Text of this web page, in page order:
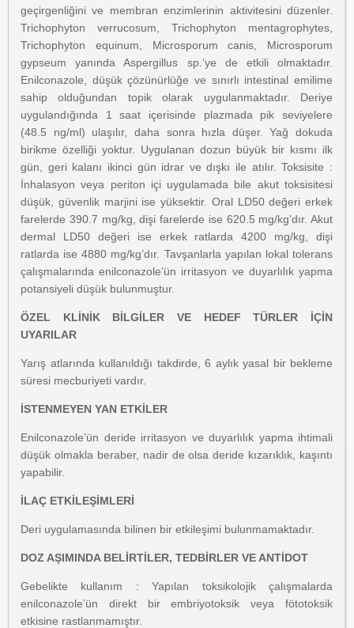
geçirgenliğini ve membran enzimlerinin aktivitesini düzenler.
Trichophyton verrucosum, Trichophyton mentagrophytes,
Trichophyton equinum, Microsporum canis, Microsporum
gypseum yanında Aspergillus sp.’ye de etkili olmaktadır.
Enilconazole, düşük çözünürlüğe ve sınırlı intestinal emilime
sahip olduğundan topik olarak uygulanmaktadır. Deriye
uygulandığında 1 saat içerisinde plazmada pik seviyelere
(48.5 ng/ml) ulaşılır, daha sonra hızla düşer. Yağ dokuda
birikme özelliği yoktur. Uygulanan dozun büyük bir kısmı ilk
gün, geri kalanı ikinci gün idrar ve dışkı ile atılır. Toksisite :
İnhalasyon veya periton içi uygulamada bile akut toksisitesi
düşük, güvenlik marjini ise yüksektir. Oral LD50 değeri erkek
farelerde 390.7 mg/kg, dişi farelerde ise 620.5 mg/kg’dır. Akut
dermal LD50 değeri ise erkek ratlarda 4200 mg/kg, dişi
ratlarda ise 4880 mg/kg’dır. Tavşanlarla yapılan lokal tolerans
çalışmalarında enilconazole’ün irritasyon ve duyarlılık yapma
potansiyeli düşük bulunmuştur.
ÖZEL KLİNİK BİLGİLER VE HEDEF TÜRLER İÇİN
UYARILAR
Yarış atlarında kullanıldığı takdirde, 6 aylık yasal bir bekleme
süresi mecburiyeti vardır.
İSTENMEYEN YAN ETKİLER
Enilconazole’ün deride irritasyon ve duyarlılık yapma ihtimali
düşük olmakla beraber, nadir de olsa deride kızarıklık, kaşıntı
yapabilir.
İLAÇ ETKİLEŞİMLERİ
Deri uygulamasında bilinen bir etkileşimi bulunmamaktadır.
DOZ AŞIMINDA BELİRTİLER, TEDBİRLER VE ANTİDOT
Gebelikte kullanım : Yapılan toksikolojik çalışmalarda
enilconazole’ün direkt bir embriyotoksik veya fötotoksik
etkisine rastlanmamıştır.